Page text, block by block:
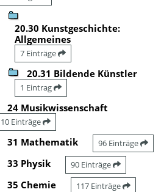
20.30 Kunstgeschichte:
Allgemeines
7 Einträge
20.31 Bildende Künstler
1 Eintrag
24 Musikwissenschaft
10 Einträge
31 Mathematik 96 Einträge
33 Physik 90 Einträge
35 Chemie 117 Einträge